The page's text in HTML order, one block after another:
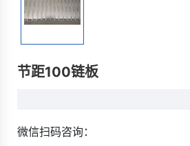
节距100链板
微信扫码咨询：